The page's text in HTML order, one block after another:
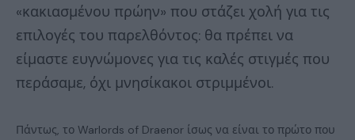
«κακιασμένου πρώην» που στάζει χολή για τις
επιλογές του παρελθόντος: θα πρέπει να
είμαστε ευγνώμονες για τις καλές στιγμές που
περάσαμε, όχι μνησίκακοι στριμμένοι.
Πάντως, το Warlords of Draenor ίσως να είναι το πρώτο που